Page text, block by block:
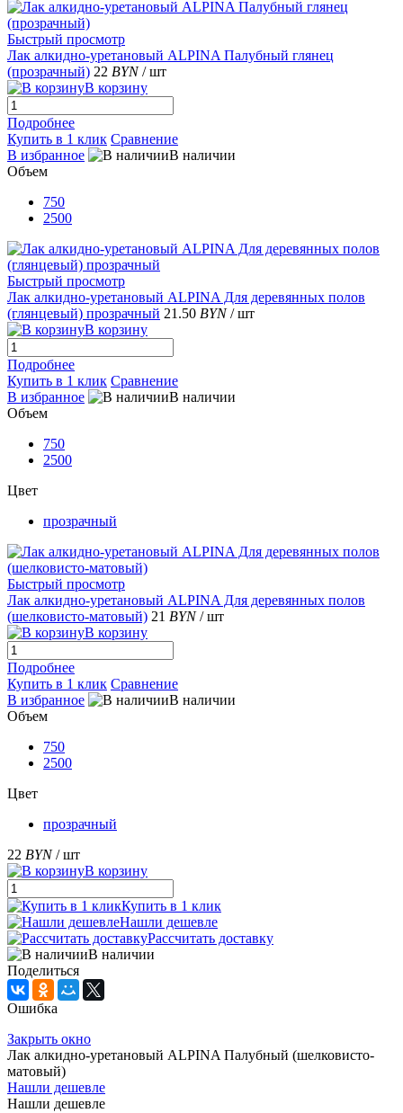
Быстрый просмотр
Лак алкидно-уретановый ALPINA Палубный глянец
(прозрачный) 22 BYN / шт
В корзину
Подробнее
Купить в 1 клик Сравнение
В избранное
В наличии
Объем
750
2500
Быстрый просмотр
Лак алкидно-уретановый ALPINA Для деревянных полов
(глянцевый) прозрачный 21.50 BYN / шт
В корзину
Подробнее
Купить в 1 клик Сравнение
В избранное
В наличии
Объем
750
2500
Цвет
прозрачный
Быстрый просмотр
Лак алкидно-уретановый ALPINA Для деревянных полов
(шелковисто-матовый) 21 BYN / шт
В корзину
Подробнее
Купить в 1 клик Сравнение
В избранное
В наличии
Объем
750
2500
Цвет
прозрачный
22 BYN / шт
В корзину
Купить в 1 клик
Нашли дешевле
Рассчитать доставку
В наличии
Поделиться
Ошибка
Закрыть окно
Лак алкидно-уретановый ALPINA Палубный (шелковисто-
матовый)
Нашли дешевле
Нашли дешевле